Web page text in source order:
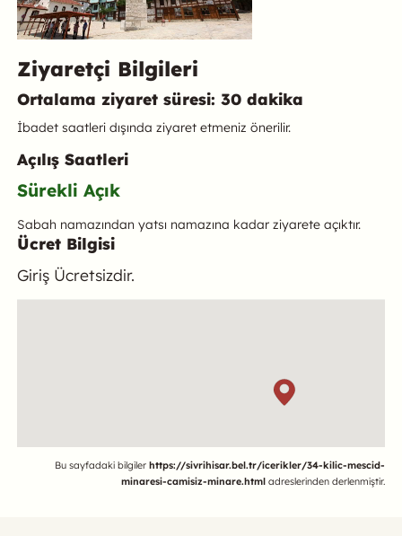
Ziyaretçi Bilgileri
Ortalama ziyaret süresi: 30 dakika
İbadet saatleri dışında ziyaret etmeniz önerilir.
Açılış Saatleri
Sürekli Açık
Sabah namazından yatsı namazına kadar ziyarete açıktır.
Ücret Bilgisi
Giriş Ücretsizdir.
Referans
Bu sayfadaki bilgilerhttps://sivrihisar.bel.tr/icerikler/34-kilic-mescid-
minaresi-camisiz-minare.html adreslerinden derlenmiştir.